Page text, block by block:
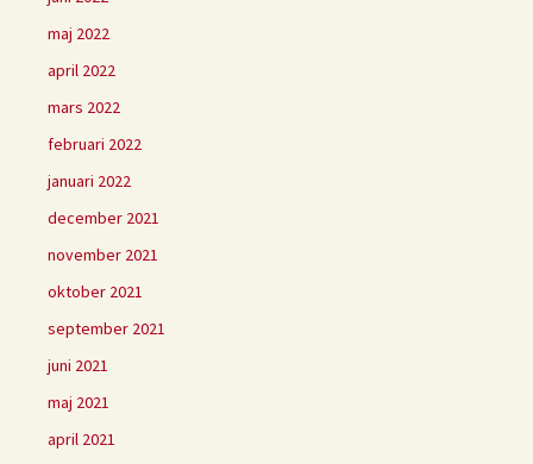
maj 2022
april 2022
mars 2022
februari 2022
januari 2022
december 2021
november 2021
oktober 2021
september 2021
juni 2021
maj 2021
april 2021